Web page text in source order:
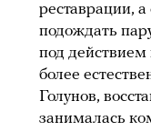
реставрации,
подождать
под
более
Голунов,
занималась